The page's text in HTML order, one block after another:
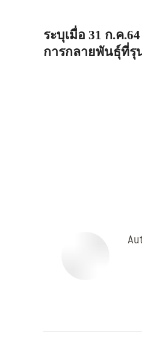
ระบุเมื่อ 31 ก.ค.64
การกลายพันธุ์ที่รุ